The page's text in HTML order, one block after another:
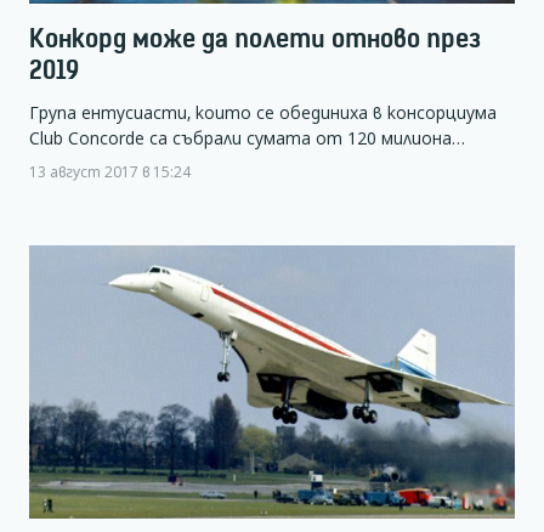
Конкорд може да полети отново през
2019
Група ентусиасти, които се обединиха в консорциума
Club Concorde са събрали сумата от 120 милиона…
13 август 2017 в 15:24